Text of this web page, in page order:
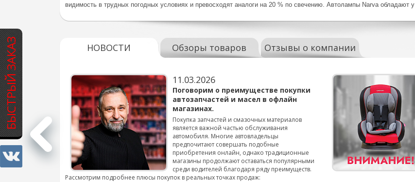
БЫСТРЫЙ ЗАКАЗ
видимость в трудных погодных условиях и превосходят аналоги на 20 % по свечению. Автолампы Narva обладают у
НОВОСТИ Обзоры товаров Отзывы о компании
для
смены шин на
подробнее...
11.03.2026
Поговорим о преимуществе покупки
автозапчастей и масел в офлайн
магазинах.
Покупка запчастей и смазочных материалов
является важной частью обслуживания
автомобиля. Многие автовладельцы
предпочитают совершать подобные
приобретения онлайн, однако традиционные
магазины продолжают оставаться популярными
среди водителей благодаря ряду преимуществ.
Рассмотрим подробнее плюсы покупок в реальных точках продаж: